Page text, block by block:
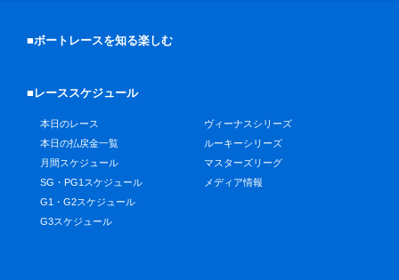
■ボートレースを知る楽しむ
■レーススケジュール
本日のレース
本日の払戻金一覧
月間スケジュール
SG・PG1スケジュール
G1・G2スケジュール
G3スケジュール
ヴィーナスシリーズ
ルーキーシリーズ
マスターズリーグ
メディア情報